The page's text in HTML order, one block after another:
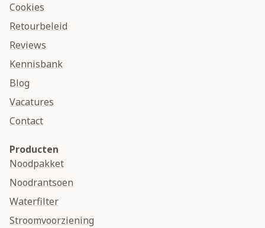
Cookies
Retourbeleid
Reviews
Kennisbank
Blog
Vacatures
Contact
Producten
Noodpakket
Noodrantsoen
Waterfilter
Stroomvoorziening